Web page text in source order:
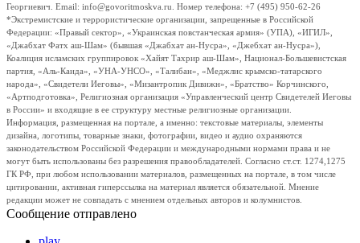
Георгиевич. Email: info@govoritmoskva.ru. Номер телефона: +7 (495) 950-62-26
*Экстремистские и террористические организации, запрещенные в Российской
Федерации: «Правый сектор», «Украинская повстанческая армия» (УПА), «ИГИЛ»,
«Джабхат Фатх аш-Шам» (бывшая «Джабхат ан-Нусра», «Джебхат ан-Нусра»),
Коалиция исламских группировок «Хайят Тахрир аш-Шам», Национал-Большевистская
партия, «Аль-Каида», «УНА-УНСО», «Талибан», «Меджлис крымско-татарского
народа», «Свидетели Иеговы», «Мизантропик Дивижн», «Братство» Корчинского,
«Артподготовка», Религиозная организация «Управленческий центр Свидетелей Иеговы
в России» и входящие в ее структуру местные религиозные организации.
Информация, размещенная на портале, а именно: текстовые материалы, элементы
дизайна, логотипы, товарные знаки, фотографии, видео и аудио охраняются
законодательством Российской Федерации и международными нормами права и не
могут быть использованы без разрешения правообладателей. Согласно ст.ст. 1274,1275
ГК РФ, при любом использовании материалов, размещенных на портале, в том числе
цитировании, активная гиперссылка на материал является обязательной. Мнение
редакции может не совпадать с мнением отдельных авторов и колумнистов.
Сообщение отправлено